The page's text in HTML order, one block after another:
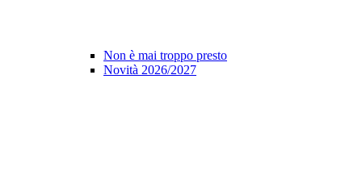
Non è mai troppo presto
Novità 2026/2027